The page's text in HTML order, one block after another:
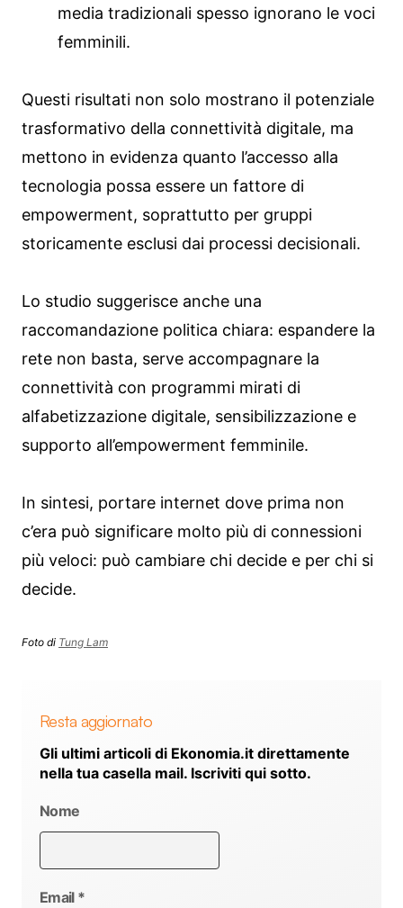
media tradizionali spesso ignorano le voci
femminili.
Questi risultati non solo mostrano il potenziale
trasformativo della connettività digitale, ma
mettono in evidenza quanto l’accesso alla
tecnologia possa essere un fattore di
empowerment, soprattutto per gruppi
storicamente esclusi dai processi decisionali.
Lo studio suggerisce anche una
raccomandazione politica chiara: espandere la
rete non basta, serve accompagnare la
connettività con programmi mirati di
alfabetizzazione digitale, sensibilizzazione e
supporto all’empowerment femminile.
In sintesi, portare internet dove prima non
c’era può significare molto più di connessioni
più veloci: può cambiare chi decide e per chi si
decide.
Foto di Tung Lam
Resta aggiornato
Gli ultimi articoli di Ekonomia.it direttamente
nella tua casella mail. Iscriviti qui sotto.
Nome
Email *